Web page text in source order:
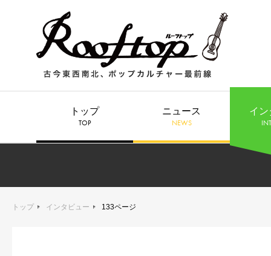
トップ
TOP
ニュース
NEWS
イン
トップ インタビュー 133ページ